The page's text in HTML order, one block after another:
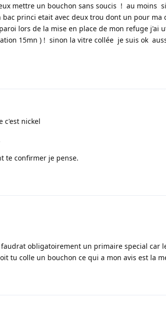
mettre un bouchon sans soucis ! au moins
bac princi etait avec deux trou dont un pour
lors de la mise en place de mon refuge j'ai
15mn ) ! sinon la vitre collée je suis ok
c'est nickel
te confirmer je pense.
obligatoirement un primaire special car
tu colle un bouchon ce qui a mon avis est la